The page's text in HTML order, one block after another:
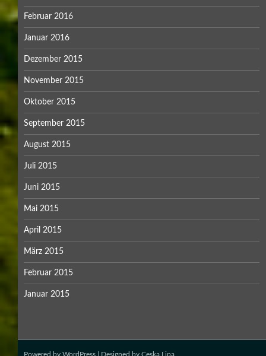
Februar 2016
Januar 2016
Dezember 2015
November 2015
Oktober 2015
September 2015
August 2015
Juli 2015
Juni 2015
Mai 2015
April 2015
März 2015
Februar 2015
Januar 2015
Powered by WordPress | Designed by Ceska Lipa